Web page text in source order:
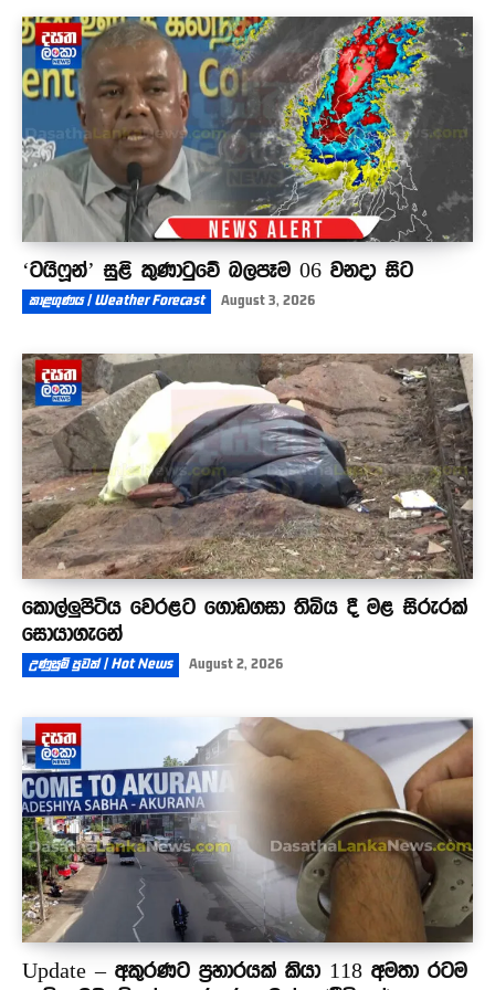
දැන් රාජ්‍ය නිලධාරින්ට ම#ණ දඬුවම් කන්න වෙලා
07:25
‘ටයිෆූන්’ සුළි කුණාටුවේ බලපෑම 06 වනදා සිට
කාළගුණය | Weather Forecast August 3, 2026
කොල්ලුපිටිය වෙරළට ගොඩගසා තිබිය දී මළ සිරුරක්
සොයාගැනේ
උණුසුම් පුවත් | Hot News August 2, 2026
Update – අකුරණට ප්‍රහාරයක් කියා 118 අමතා රටම